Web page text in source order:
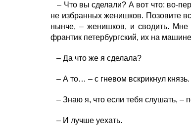
– Что вы сделали? А вот что: во-
не избранных женишков. Позовите
нынче, – женишков, и сводить. Мне
франтик петербургский, их на
– Да что же я сделала?
– А то… – с гневом вскрикнул князь.
– Знаю я, что если тебя слушать, –
– И лучше уехать.